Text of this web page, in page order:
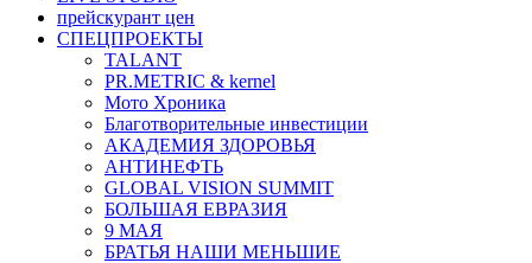
прейскурант цен
СПЕЦПРОЕКТЫ
TALANT
PR.METRIC & kernel
Мото Хроника
Благотворительные инвестиции
АКАДЕМИЯ ЗДОРОВЬЯ
АНТИНЕФТЬ
GLOBAL VISION SUMMIT
БОЛЬШАЯ ЕВРАЗИЯ
9 МАЯ
БРАТЬЯ НАШИ МЕНЬШИЕ